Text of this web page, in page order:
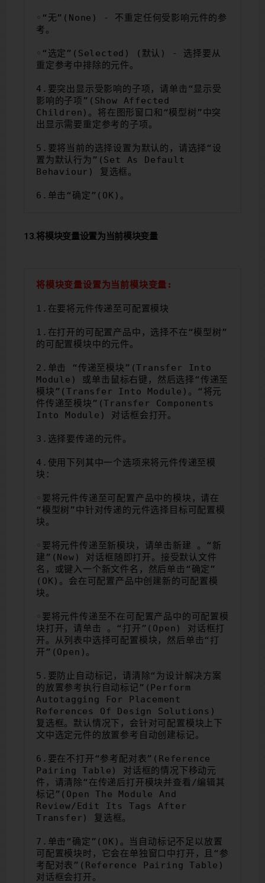
◦“无”(None) - 不重定任何受影响元件的参
考。
◦“选定”(Selected) (默认) - 选择要从
重定参考中排除的元件。
4.要突出显示受影响的子项，请单击“显示受
影响的子项”(Show Affected
Children)。将在图形窗口和“模型树”中突
出显示需要重定参考的子项。
5.要将当前的选择设置为默认的，请选择“设
置为默认行为”(Set As Default
Behaviour) 复选框。
6.单击“确定”(OK)。
13.将模块变量设置为当前模块变量
将模块变量设置为当前模块变量:
1.在要将元件传递至可配置模块
1.在打开的可配置产品中，选择不在“模型树”
的可配置模块中的元件。
2.单击 “传递至模块”(Transfer Into
Module) 或单击鼠标右键，然后选择“传递至
模块”(Transfer Into Module)。“将元
件传递至模块”(Transfer Components
Into Module) 对话框会打开。
3.选择要传递的元件。
4.使用下列其中一个选项来将元件传递至模
块：
◦要将元件传递至可配置产品中的模块，请在
“模型树”中针对传递的元件选择目标可配置模
块。
◦要将元件传递至新模块，请单击新建 。“新
建”(New) 对话框随即打开。接受默认文件
名，或键入一个新文件名，然后单击“确定”
(OK)。会在可配置产品中创建新的可配置模
块。
◦要将元件传递至不在可配置产品中的可配置模
块打开，请单击 。“打开”(Open) 对话框打
开。从列表中选择可配置模块，然后单击“打
开”(Open)。
5.要防止自动标记，请清除“为设计解决方案
的放置参考执行自动标记”(Perform
Autotagging For Placement
References Of Design Solutions)
复选框。默认情况下，会针对可配置模块上下
文中选定元件的放置参考自动创建标记。
6.要在不打开“参考配对表”(Reference
Pairing Table) 对话框的情况下移动元
件，请清除“在传递后打开模块并查看/编辑其
标记”(Open The Module And
Review/edit Its Tags After
Transfer) 复选框。
7.单击“确定”(OK)。当自动标记不足以放置
可配置模块时，它会在单独窗口中打开，且“参
考配对表”(Reference Pairing Table)
对话框会打开。